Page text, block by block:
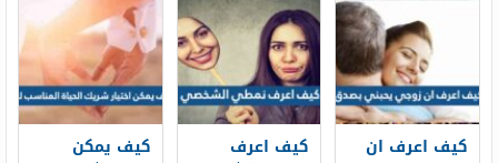
كيف اعرف ان كيف اعرف كيف يمكن